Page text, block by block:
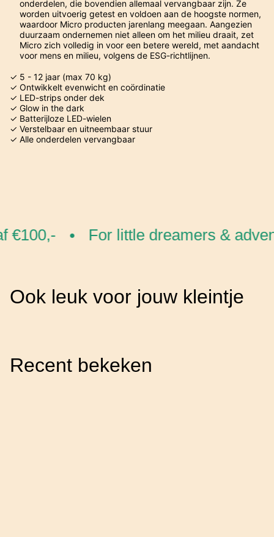
onderdelen, die bovendien allemaal vervangbaar zijn. Ze
worden uitvoerig getest en voldoen aan de hoogste normen,
waardoor Micro producten jarenlang meegaan. Aangezien
duurzaam ondernemen niet alleen om het milieu draait, zet
Micro zich volledig in voor een betere wereld, met aandacht
voor mens en milieu, volgens de ESG-richtlijnen.
✓ 5 - 12 jaar (max 70 kg)
✓ Ontwikkelt evenwicht en coördinatie
✓ LED-strips onder dek
✓ Glow in the dark
✓ Batterijloze LED-wielen
✓ Verstelbaar en uitneembaar stuur
✓ Alle onderdelen vervangbaar
For little dreamers &
Ook leuk voor jouw kleintje
Recent bekeken